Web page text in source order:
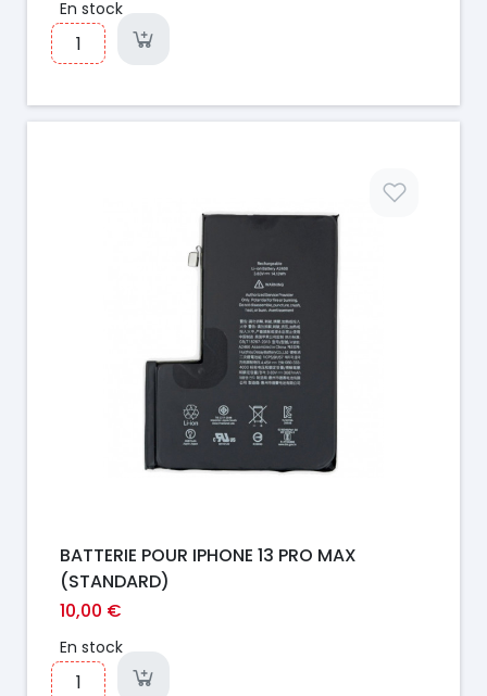
En stock
BATTERIE POUR IPHONE 13 PRO MAX
(STANDARD)
10,00 €
En stock